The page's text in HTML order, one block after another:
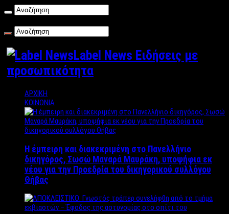
Label News Ειδήσεις με
προσωπικότητα
ΑΡΧΙΚΗ
ΚΟΙΝΩΝΙΑ
Η έμπειρη και διακεκριμένη στο Πανελλήνιο
δικηγόρος, Σωσώ Μαναρά Μαυράκη, υποψήφια εκ
νέου για την Προεδρία του δικηγορικού συλλόγου
Θήβας